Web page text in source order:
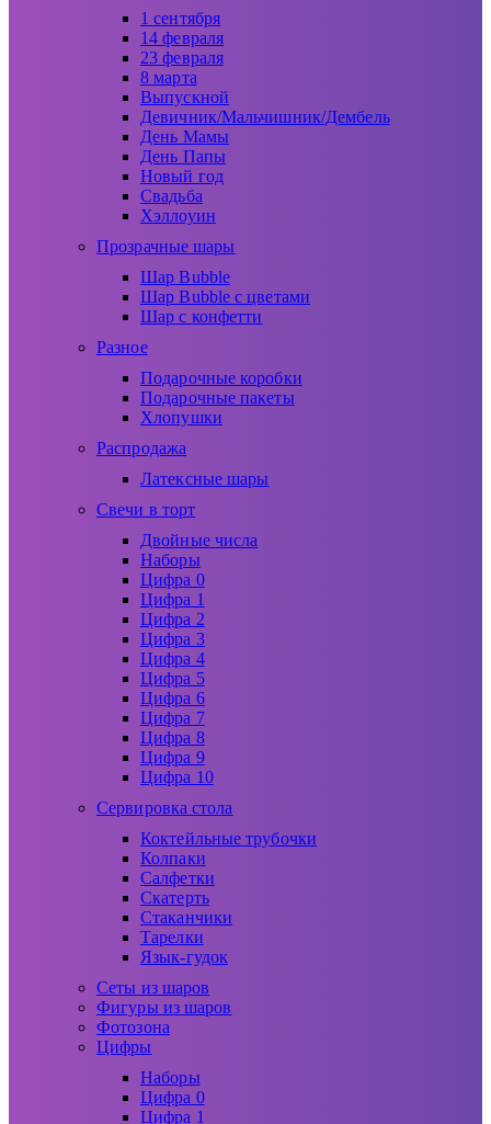
1 сентября
14 февраля
23 февраля
8 марта
Выпускной
Девичник/Мальчишник/Дембель
День Мамы
День Папы
Новый год
Свадьба
Хэллоуин
Прозрачные шары
Шар Bubble
Шар Bubble с цветами
Шар с конфетти
Разное
Подарочные коробки
Подарочные пакеты
Хлопушки
Распродажа
Латексные шары
Свечи в торт
Двойные числа
Наборы
Цифра 0
Цифра 1
Цифра 2
Цифра 3
Цифра 4
Цифра 5
Цифра 6
Цифра 7
Цифра 8
Цифра 9
Цифра 10
Сервировка стола
Коктейльные трубочки
Колпаки
Салфетки
Скатерть
Стаканчики
Тарелки
Язык-гудок
Сеты из шаров
Фигуры из шаров
Фотозона
Цифры
Наборы
Цифра 0
Цифра 1